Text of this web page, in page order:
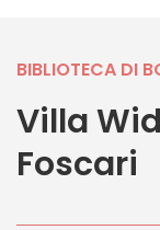
BIBLIOTECA DI
Villa
Foscari